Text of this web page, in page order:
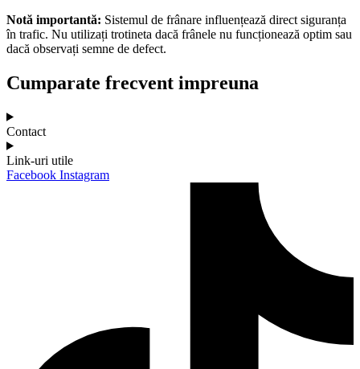
Notă importantă: Sistemul de frânare influențează direct siguranța
în trafic. Nu utilizați trotineta dacă frânele nu funcționează optim sau
dacă observați semne de defect.
Cumparate frecvent impreuna
Contact
Link-uri utile
Facebook Instagram